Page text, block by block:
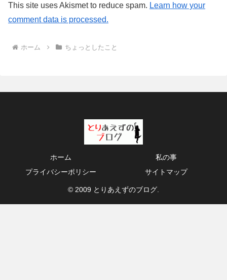
This site uses Akismet to reduce spam. Learn how your
comment data is processed.
ホーム ちょっとしたこと
ホーム
私の事
プライバシーポリシー
サイトマップ
© 2009 とりあえずのブログ.